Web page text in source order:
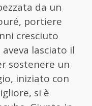
da un
portiere
cresciuto
lasciato il
sostenere un
iniziato con
si è